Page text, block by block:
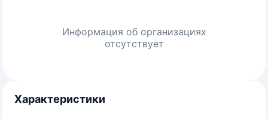
Информация об организациях
отсутствует
Характеристики